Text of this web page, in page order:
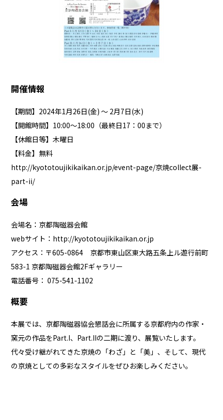
開催情報
【期間】2024年1月26日(金) ～ 2月7日(水)
【開館時間】10:00～18:00（最終日17：00まで）
【休館日等】木曜日
【料金】無料
http://kyototoujikikaikan.or.jp/event-page/京焼collect展-
part-ii/
会場
会場名：京都陶磁器会館
webサイト： http://kyototoujikikaikan.or.jp
アクセス：〒605-0864 京都市東山区東大路五条上ル遊行前町
583-1 京都陶磁器会館2Fギャラリー
電話番号： 075-541-1102
概要
本展では、京都陶磁器協会懇話会に所属する京都府内の作家・
窯元の作品をPart.I、Part.IIの二期に渡り、展覧いたします。
代々受け継がれてきた京焼の「わざ」と「美」、そして、現代
の京焼としての多彩なスタイルをぜひお楽しみください。